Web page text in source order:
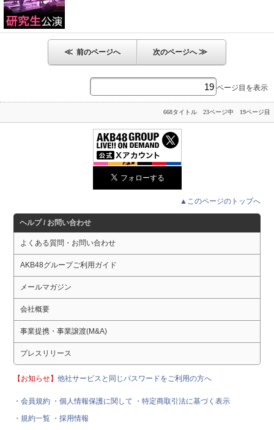
≪ 前のページへ 次のページへ≫
ページ目を表示
668タイトル 23ページ中 19ページ目
▲このページのトップへ
ヘルプ / お問い合わせ
よくある質問・お問い合わせ
AKB48グループご利用ガイド
メールマガジン
会社概要
事業提携・事業譲渡(M&A)
プレスリリース
【お知らせ】他社サービスと同じパスワードをご利用の方へ
・会員規約 ・個人情報保護に関して
・特定商取引法に基づく表示
・規約一覧 ・採用情報